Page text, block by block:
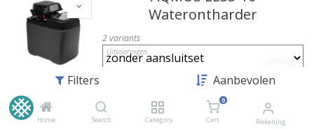
Filters Aanbevolen
Home Search Category
0
Cart Rekening
Waterontharder
2variants
Uitvoeringen
Merk
Ecosoft
Capaciteit bij 7.5°dH
3.700 L